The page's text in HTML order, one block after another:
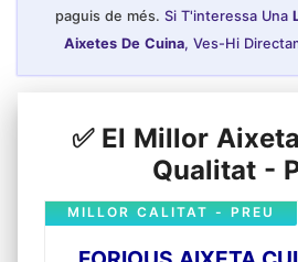
inoxidable, la qual cosa
polietilè reticulat (PEX)
orifici de muntatge:
solo uns pocs passos,
pròpia aixeta de cuina amb
paguis de més. Si T'interessa Una
Aixetes De Cuina, Ves-Hi
✅ El Millor
Qualitat -
MILLOR CALITAT - PREU